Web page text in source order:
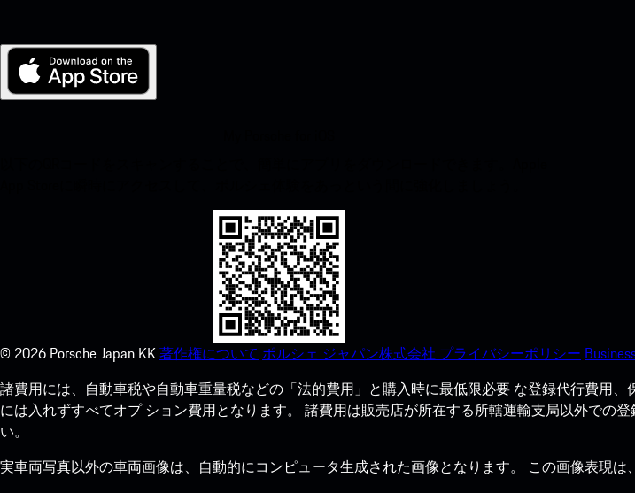
© 2026 Porsche Japan KK著作権について ポルシェ ジャパン株式会社 プライバシーポリシー
諸費用には、自動車税や自動車重量税などの「法的費用」と購入時に最低限必要 な登録代行費用
には入れずすべてオプ ション費用となります。 諸費用は販売店が所在する所轄運輸支局以外での
い。
実車両写真以外の車両画像は、自動的にコンピュータ生成された画像となります。 この画像表現